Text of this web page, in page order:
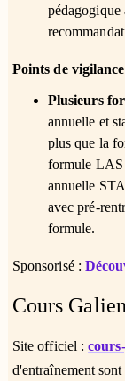
pédagogique
Points de vigilance
Plusieurs
annuelle et
plus que la
formule LAS
annuelle
avec pré-
formule.
Sponsorisé :
Cours
Site officiel :
d'entraînement